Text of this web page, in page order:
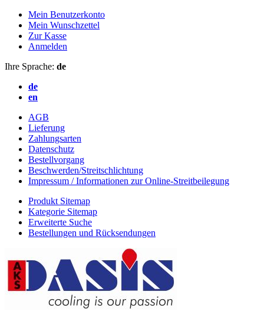
Mein Benutzerkonto
Mein Wunschzettel
Zur Kasse
Anmelden
Ihre Sprache: de
de
en
AGB
Lieferung
Zahlungsarten
Datenschutz
Bestellvorgang
Beschwerden/Streitschlichtung
Impressum / Informationen zur Online-Streitbeilegung
Produkt Sitemap
Kategorie Sitemap
Erweiterte Suche
Bestellungen und Rücksendungen